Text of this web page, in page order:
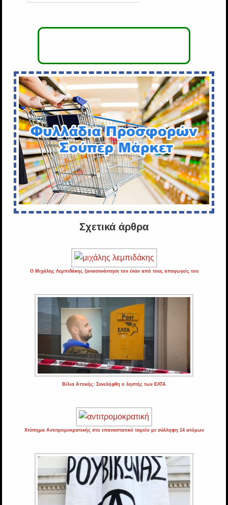
Σχετικά άρθρα
Ο Μιχάλης Λεμπιδάκης ξανασυνάντησε τον έναν από τους απαγωγείς του
Βίλια Αττικής: Συνελήφθη ο ληστής των ΕΛΤΑ
Χτύπημα Αντιτρομοκρατικής στο επαναστατικό ταμείο με σύλληψη 14 ατόμων